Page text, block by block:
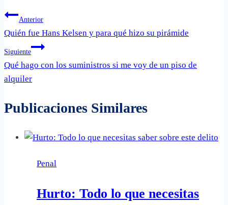
Navegación
de
entradas
Anterior
Quién fue Hans Kelsen y para qué hizo su pirámide
Siguiente
Qué hago con los suministros si me voy de un piso de
alquiler
Publicaciones Similares
Penal
Hurto: Todo lo que necesitas